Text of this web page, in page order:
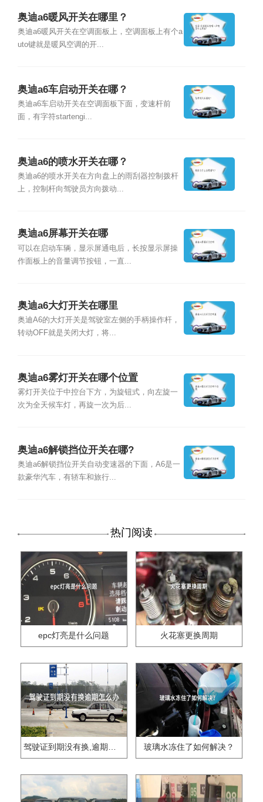
奥迪a6暖风开关在哪里？
奥迪a6暖风开关在空调面板上，空调面板上有个a
uto键就是暖风空调的开...
奥迪a6车启动开关在哪？
奥迪a6车启动开关在空调面板下面，变速杆前
面，有字符startengi...
奥迪a6的喷水开关在哪？
奥迪a6的喷水开关在方向盘上的雨刮器控制拨杆
上，控制杆向驾驶员方向拨动...
奥迪a6屏幕开关在哪
可以在启动车辆，显示屏通电后，长按显示屏操
作面板上的音量调节按钮，一直...
奥迪a6大灯开关在哪里
奥迪A6的大灯开关是驾驶室左侧的手柄操作杆，
转动OFF就是关闭大灯，将...
奥迪a6雾灯开关在哪个位置
雾灯开关位于中控台下方，为旋钮式，向左旋一
次为全天候车灯，再旋一次为后...
奥迪a6解锁挡位开关在哪?
奥迪a6解锁挡位开关自动变速器的下面，A6是一
款豪华汽车，有轿车和旅行...
热门阅读
epc灯亮是什么问题 火花塞更换周期
驾驶证到期没有换,逾期怎么办?? 玻璃水冻住了如何解决？